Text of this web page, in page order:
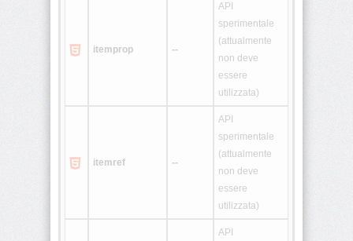
<optgroup>
<param>
itemprop --
API
sperimentale
(attualmente
non deve
essere
utilizzata)
itemref --
API
sperimentale
(attualmente
non deve
essere
utilizzata)
API